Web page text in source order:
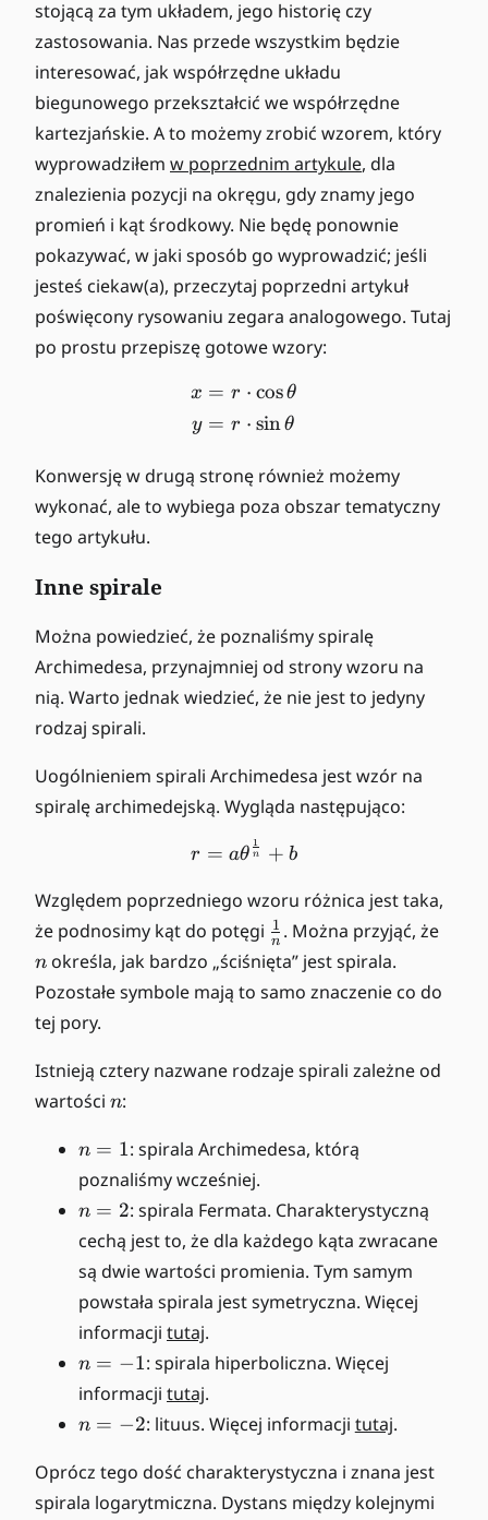
stojącą za tym układem, jego historię czy
zastosowania. Nas przede wszystkim będzie
interesować, jak współrzędne układu
biegunowego przekształcić we współrzędne
kartezjańskie. A to możemy zrobić wzorem, który
wyprowadziłem w poprzednim artykule, dla
znalezienia pozycji na okręgu, gdy znamy jego
promień i kąt środkowy. Nie będę ponownie
pokazywać, w jaki sposób go wyprowadzić; jeśli
jesteś ciekaw(a), przeczytaj poprzedni artykuł
poświęcony rysowaniu zegara analogowego. Tutaj
po prostu przepiszę gotowe wzory:
\begin{align*} x &= r
x
y
= r ⋅ cosθ
= r ⋅ sinθ
Konwersję w drugą stronę również możemy
wykonać, ale to wybiega poza obszar tematyczny
tego artykułu.
Inne spirale
Można powiedzieć, że poznaliśmy spiralę
Archimedesa, przynajmniej od strony wzoru na
nią. Warto jednak wiedzieć, że nie jest to jedyny
rodzaj spirali.
Uogólnieniem spirali Archimedesa jest wzór na
spiralę archimedejską. Wygląda następująco:
r = a
r = aθ n
1 + b
Względem poprzedniego wzoru różnica jest taka,
że podnosimy kąt do potęgi \
f
r
a
1
n
n
1 . Można przyjąć, żen
n określa, jak bardzo „ściśnięta” jest spirala.
Pozostałe symbole mają to samo znaczenie co do
tej pory.
Istnieją cztery nazwane rodzaje spirali zależne od
wartości n
n:
n
=
1
n = 1: spirala Archimedesa, którą
poznaliśmy wcześniej.
n
=
n = 2: spirala Fermata. Charakterystyczną
cechą jest to, że dla każdego kąta zwracane
są dwie wartości promienia. Tym samym
powstała spirala jest symetryczna. Więcej
informacji tutaj.
n
=
1
n = −1: spirala hiperboliczna. Więcej
informacji tutaj.
n
-
2
n = −2: lituus. Więcej informacji tutaj.
Oprócz tego dość charakterystyczna i znana jest
spirala logarytmiczna. Dystans między kolejnymi